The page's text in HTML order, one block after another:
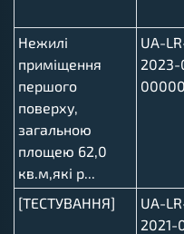
Нежилі
приміщення
першого
поверху,
загальною
площею 62,0
кв.м,які р...
UA-
2023-
[ТЕСТУВАННЯ]
UA-
2021-